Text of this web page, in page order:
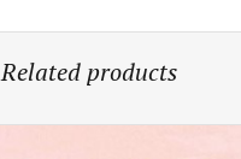
Related products